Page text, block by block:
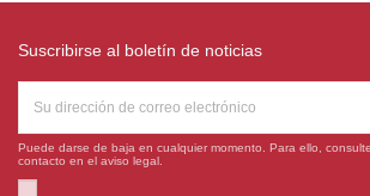
Suscribirse al boletín de noticias
Puede darse de baja en cualquier momento. Para ello,
contacto en el aviso legal.